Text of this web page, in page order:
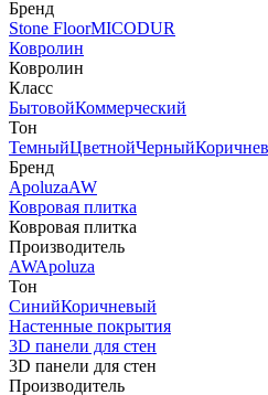
Бренд
Stone FloorMICODUR
Ковролин
Ковролин
Класс
БытовойКоммерческий
Тон
ТемныйЦветнойЧерный
Бренд
ApoluzaAW
Ковровая плитка
Ковровая плитка
Производитель
AWApoluza
Тон
СинийКоричневый
Настенные покрытия
3D панели для стен
3D панели для стен
Производитель